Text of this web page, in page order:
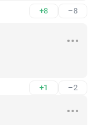
+8 –8
+1 –2